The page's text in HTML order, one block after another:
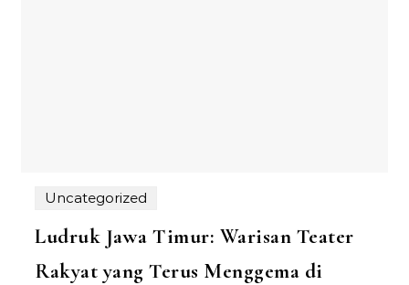
Uncategorized
Ludruk Jawa Timur: Warisan Teater
Rakyat yang Terus Menggema di